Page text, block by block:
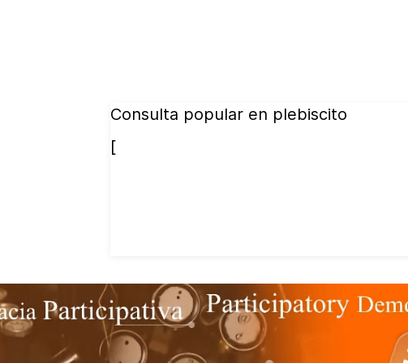
Consulta popular en plebiscito
[